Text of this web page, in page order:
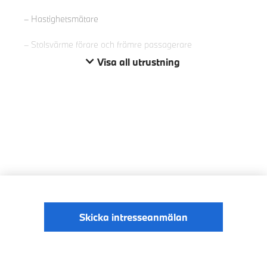
Hastighetsmätare
Stolsvärme förare och främre passagerare
Visa all utrustning
Skicka intresseanmälan